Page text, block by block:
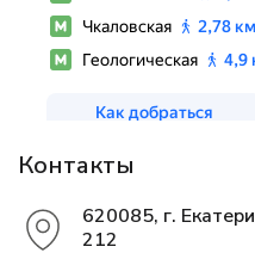
Контакты
620085, г.
212